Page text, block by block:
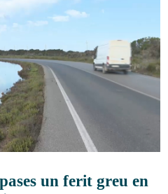
un ferit greu en